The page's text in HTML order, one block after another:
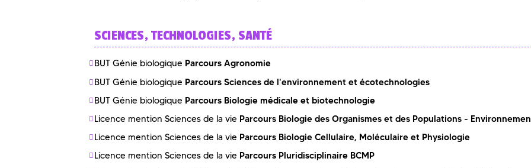
SCIENCES, TECHNOLOGIES, SANTÉ
BUT Génie biologique Parcours Agronomie
BUT Génie biologique Parcours Sciences de l'environnement et écotechnologies
BUT Génie biologique Parcours Biologie médicale et biotechnologie
Licence mention Sciences de la vie Parcours Biologie des Organismes et des Populations -
Licence mention Sciences de la vie Parcours Biologie Cellulaire, Moléculaire et Physiologie
Licence mention Sciences de la vie Parcours Pluridisciplinaire BCMP